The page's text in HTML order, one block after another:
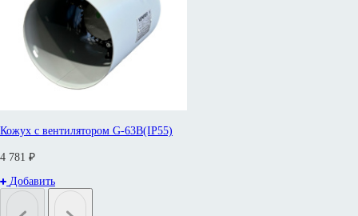
Кожух с вентилятором G-63B(IP55)
4 781 ₽
Добавить